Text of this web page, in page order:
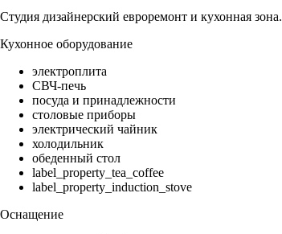
Студия дизайнерский евроремонт и кухонная зона.
Кухонное оборудование
электроплита
СВЧ-печь
посуда и принадлежности
столовые приборы
электрический чайник
холодильник
обеденный стол
label_property_tea_coffee
label_property_induction_stove
Оснащение